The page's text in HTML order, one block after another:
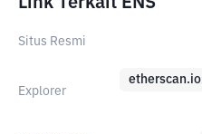
Situs Resmi
Explorer
etherscan.io